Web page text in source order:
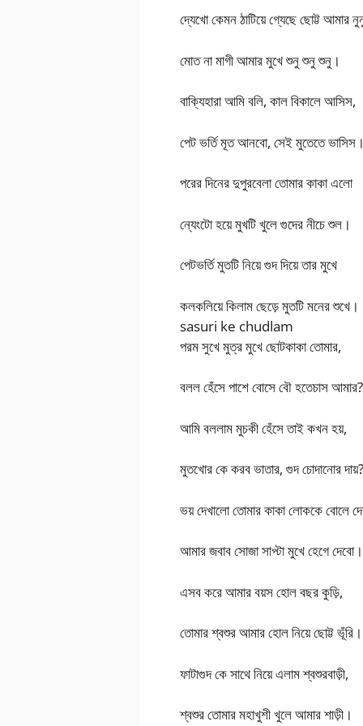
দ্যেখো কেমন ঠাটিয়ে গ্যেছে ছোট্ট আমার
মোত না মাগী আমার মুখে শুনু শুনু শুনু।
বাক্যিহারা আমি বলি, কাল বিকালে আসিস,
পেট ভর্তি মূত আনবো, সেই মুতেতে
পরের দিনের দুপুরবেলা তোমার কাকা এলো
ন্যেংটো হয়ে মুখটি খুলে গুদের নীচে শুল।
পেটভর্তি মুতটি নিয়ে গুদ দিয়ে তার মুখে
কলকলিয়ে কিলাম ছেড়ে মুতটি মনের শুখে।
sasuri ke chudlam
পরম সুখে মুত্র মুখে ছোটকাকা তোমার,
বলল হেঁসে পাশে বোসে বৌ হতেচাস আমার?
আমি বললাম মুচকী হেঁসে তাই কখন হয়,
মুতখোর কে করব ভাতার, গুদ চোদানোর দায়?
ভয় দেখালো তোমার কাকা লোককে বোলে
আমার জবাব সোজা সাপ্টা মুখে হেগে দেবো।
এসব করে আমার বয়স হোল বছর কুড়ি,
তোমার শ্বশুর আমার হোল নিয়ে ছোট্ট ভূঁরি।
ফাটাগুদ কে সাথে নিয়ে এলাম শ্বশুরবাড়ী,
শ্বশুর তোমার মহাখুশী খুলে আমার শাড়ী।